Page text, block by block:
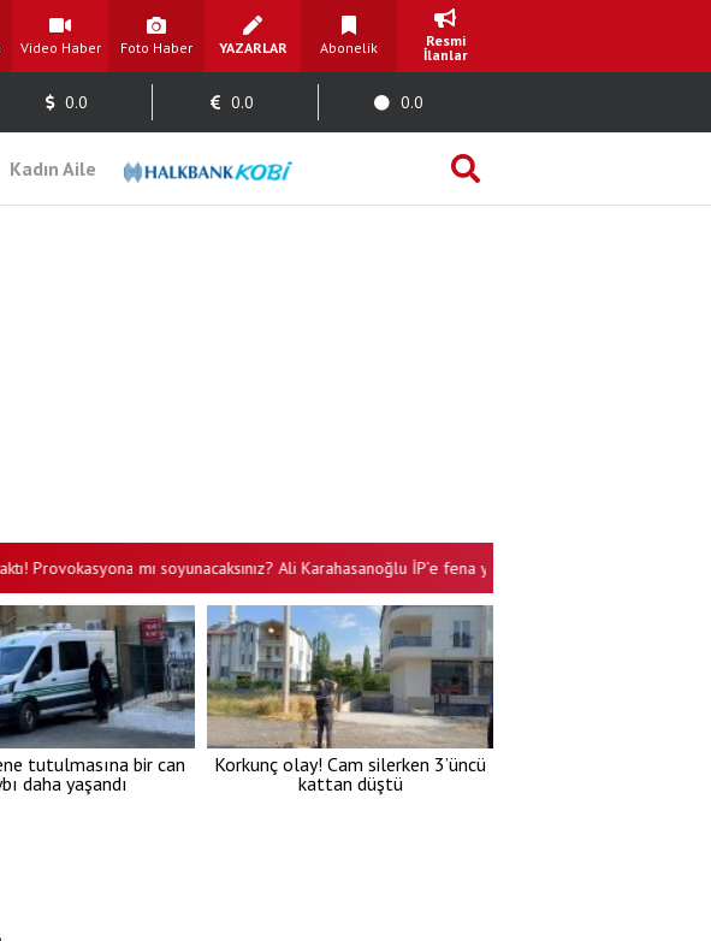
Video Haber Foto Haber YAZARLAR Abonelik
Resmi
İlanlar
0.0 0.0 0.0
Kadın Aile
mı soyunacaksınız? Ali Karahasanoğlu İP’e fena yüklendi
tutulmasına bir can
daha yaşandı
Korkunç olay! Cam silerken 3’üncü
kattan düştü